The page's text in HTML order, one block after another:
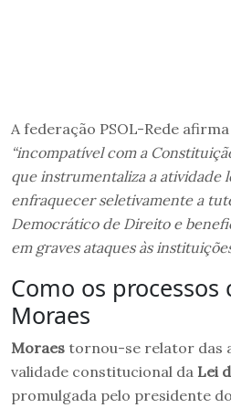
A federação PSOL-Rede
“incompatível com a
que instrumentaliza a atividade
enfraquecer seletivamente a
Democrático de Direito e
em graves ataques às
Como os processos
Moraes
Moraes tornou-se relator das
validade constitucional da Lei
promulgada pelo presidente